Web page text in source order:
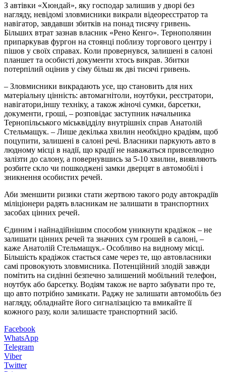
З автівки «Хюндай», яку господар залишив у дворі без
нагляду, невідомі зловмисники викрали відеореєстратор та
навігатор, завдавши збитків на понад тисячу гривень.
Більших втрат зазнав власник «Рено Кенго». Тернополянин
припаркував фургон на стоянці поблизу торгового центру і
пішов у своїх справах. Коли провернувся, залишені в салоні
планшет та особисті документи хтось викрав. Збитки
потерпілий оцінив у сіму більш як дві тисячі гривень.
– Зловмисники викрадають усе, що становить для них
матеріальну цінність: автомагнітоли, ноутбуки, реєстратори,
навігатори,іншу техніку, а також жіночі сумки, барсетки,
документи, гроші, – розповідає заступник начальника
Тернопільського міськвідділу внутрішніх справ Анатолій
Стельмащук. – Лише декілька хвилин необхідно крадіям, щоб
поцупити, залишені в салоні речі. Власники паркують авто в
людному місці в надії, що крадії не наважаться привселюдно
залізти до салону, а повернувшись за 5-10 хвилин, виявляють
розбите скло чи пошкоджені замки дверцят в автомобілі і
зникнення особистих речей.
Аби зменшити ризики стати жертвою такого роду автокрадіїв
міліціонери радять власникам не залишати в транспортних
засобах цінних речей.
Єдиним і найнадійнішим способом уникнути крадіжок – не
залишати цінних речей та значних сум грошей в салоні, –
каже Анатолій Стельмащук.- Особливо на видному місці.
Більшість крадіжок стається саме через те, що автовласники
самі провокують зловмисника. Потенційний злодій завжди
помітить на сидінні безпечно залишений мобільний телефон,
ноутбук або барсетку. Водіям також не варто забувати про те,
що авто потрібно замикати. Раджу не залишати автомобіль без
нагляду, обладнайте його сигналізацією та вмикайте її
кожного разу, коли залишаєте транспортний засіб.
Facebook
WhatsApp
Telegram
Viber
Twitter